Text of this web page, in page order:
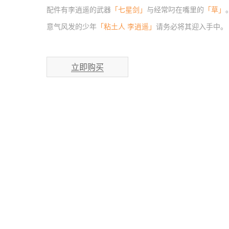
配件有李逍遥的武器「七星剑」 与经常叼在嘴里的 「草」
意气风发的少年「粘土人 李逍遥」 请务必将其迎入手中。
立即购买